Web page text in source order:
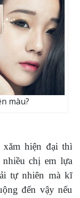
màu?
xăm hiện đại thì
chị em lựa
tự nhiên mà kĩ
đến vậy nếu